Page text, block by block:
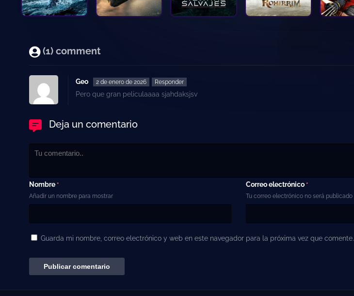
(1) comment
Geo 2 de enero de 2026 Responder
Pero que gran peliculaaaa sjahdaksjsv
Deja un comentario
Nombre *
Añadir un nombre para mostrar
Correo electrónico *
Tu correo electrónico no será publicado
Guarda mi nombre, correo electrónico y web en este navegador para la próxima vez que comente.